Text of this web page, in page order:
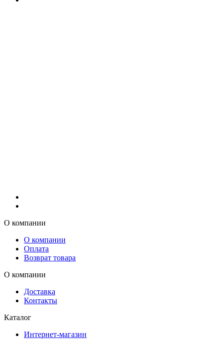
О компании
О компании
Оплата
Возврат товара
О компании
Доставка
Контакты
Каталог
Интернет-магазин